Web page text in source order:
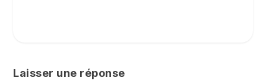
Laisser une réponse